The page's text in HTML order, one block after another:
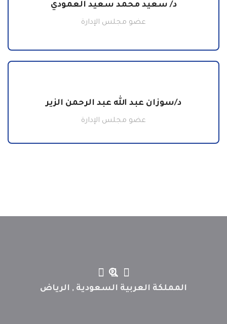
د/ سعيد محمد سعيد العمودي
عضو مجلس الإدارة
د/سوزان عبد الله عبد الرحمن الزير
عضو مجلس الإدارة
المملكة العربية السعودية , الرياض